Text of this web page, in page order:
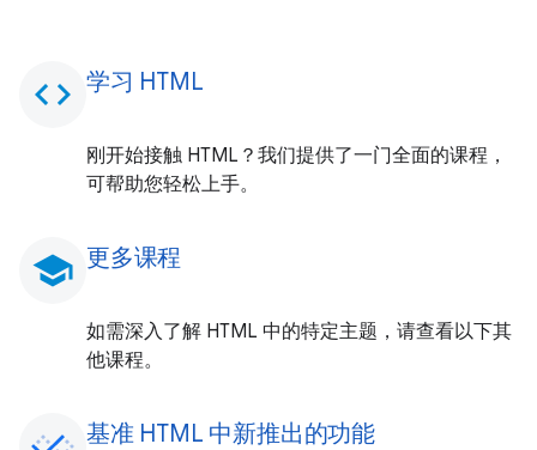
code 学习 HTML
刚开始接触 HTML？我们提供了一门全面的课程，
可帮助您轻松上手。
school 更多课程
如需深入了解 HTML 中的特定主题，请查看以下其
他课程。
基准 HTML 中新推出的功能